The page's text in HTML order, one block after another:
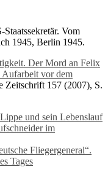
Vom
1945, Berlin 1945.
Der Mord an Felix
Aufarbeit vor dem
Zeitschrift 157 (2007), S.
und sein Lebenslauf
im
Fliegergeneral“.
Tages